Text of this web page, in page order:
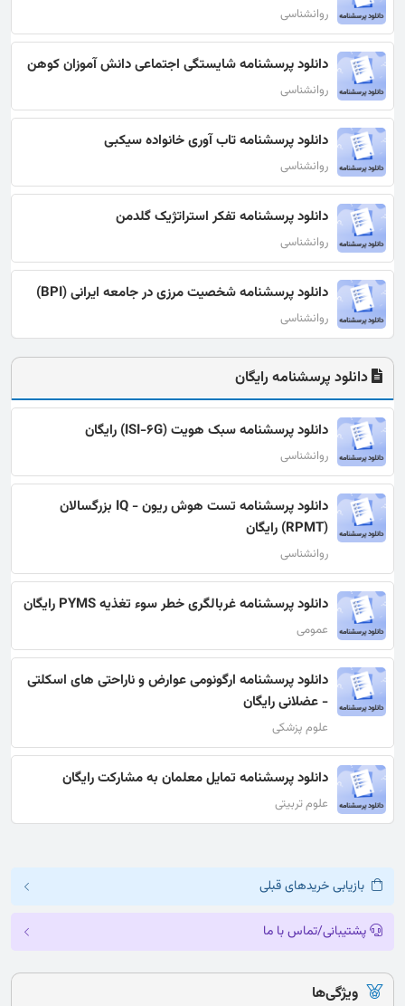
روانشناسی
دانلود پرسشنامه شایستگی اجتماعی دانش آموزان کوهن
روانشناسی
دانلود پرسشنامه تاب آوری خانواده سیکبی
روانشناسی
دانلود پرسشنامه تفکر استراتژیک گلدمن
روانشناسی
دانلود پرسشنامه شخصیت مرزی در جامعه ایرانی (BPI)
روانشناسی
دانلود پرسشنامه رایگان
دانلود پرسشنامه سبک هویت (ISI-6G) رایگان
روانشناسی
دانلود پرسشنامه تست هوش ریون - IQ بزرگسالان
(RPMT) رایگان
روانشناسی
دانلود پرسشنامه غربالگری خطر سوء تغذیه PYMS رایگان
عمومی
دانلود پرسشنامه ارگونومی عوارض و ناراحتی های اسكلتی
- عضلانی رایگان
علوم پزشکی
دانلود پرسشنامه تمایل معلمان به مشارکت رایگان
علوم تربیتی
بازیابی خریدهای قبلی
پشتیبانی/تماس با ما
ویژگی‌ها